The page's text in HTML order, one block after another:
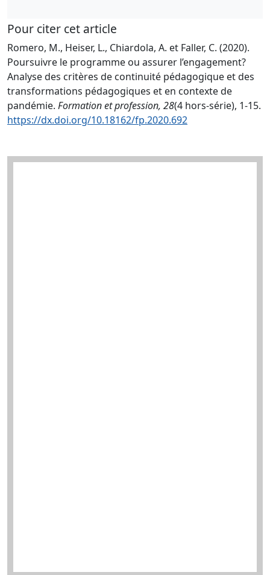
Pour citer cet article
Romero, M., Heiser, L., Chiardola, A. et Faller, C. (2020).
Poursuivre le programme ou assurer l’engagement?
Analyse des critères de continuité pédagogique et des
transformations pédagogiques et en contexte de
pandémie. Formation et profession, 28(4 hors-série), 1-15.
https://dx.doi.org/10.18162/fp.2020.692